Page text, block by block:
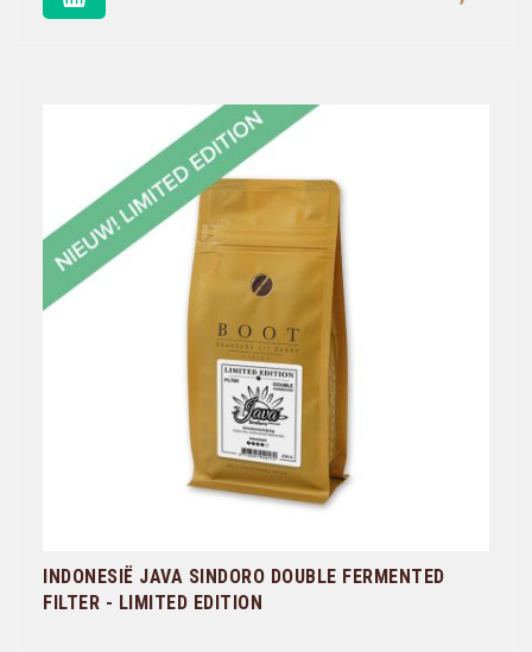
INDONESIË JAVA SINDORO DOUBLE FERMENTED
FILTER - LIMITED EDITION